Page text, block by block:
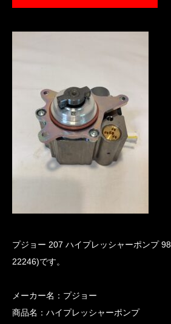
プジョー 207 ハイプレッシャーポンプ
22246)です。
メーカー名：プジョー
商品名：ハイプレッシャーポンプ